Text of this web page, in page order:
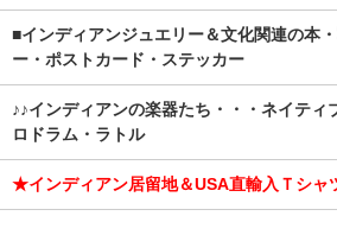
■インディアンジュエリー＆文化関連の本
ー・ポストカード・ステッカー
♪♪インディアンの楽器たち・・・ネイティ
ロドラム・ラトル
★インディアン居留地＆USA直輸入Ｔシ